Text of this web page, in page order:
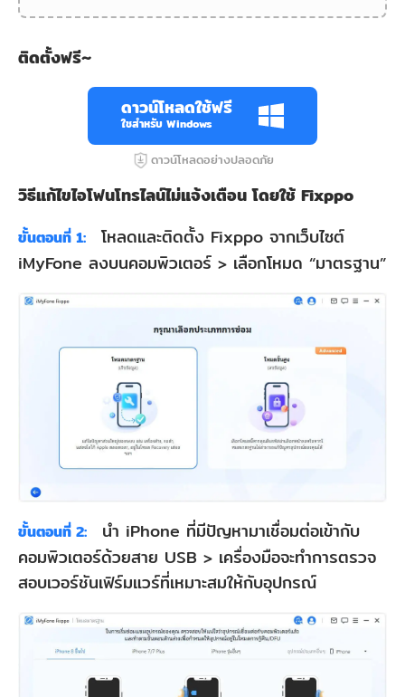
ติดตั้งฟรี~
ดาวน์โหลดใช้ฟรี
ใชสำหรับ Windows
ดาวน์โหลดอย่างปลอดภัย
วิธีแก้ไขไอโฟนโทรไลน์ไม่แจ้งเตือน โดยใช้ Fixppo
ขั้นตอนที่ 1:
โหลดและติดตั้ง Fixppo จากเว็บไซต์
iMyFone ลงบนคอมพิวเตอร์ > เลือกโหมด “มาตรฐาน”
ขั้นตอนที่ 2:
นำ iPhone ที่มีปัญหามาเชื่อมต่อเข้ากับ
คอมพิวเตอร์ด้วยสาย USB > เครื่องมือจะทำการตรวจ
สอบเวอร์ชันเฟิร์มแวร์ที่เหมาะสมให้กับอุปกรณ์